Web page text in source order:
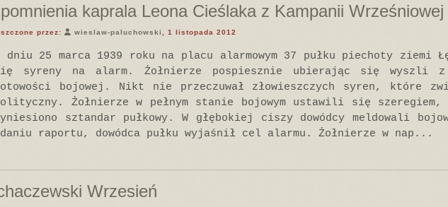
kaprala Leona Cieślaka z Kampanii Wrześniowej
przez: wieslaw-paluchowski , 1 listopada 2012
dniu 25 marca 1939 roku na placu alarmowym 37 pułku piechoty ziemi
syreny na alarm. Żołnierze pospiesznie ubierając się wyszli z
bojowej. Nikt nie przeczuwał złowieszczych syren, które
Żołnierze w pełnym stanie bojowym ustawili się
sztandar pułkowy. W głębokiej ciszy dowódcy meldowali
raportu, dowódca pułku wyjaśnił cel alarmu. Żołnierze w nap...
Wrzesień